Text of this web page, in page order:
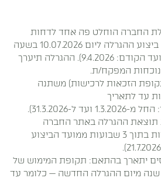
החברה הוחלט פה אחד לדחות
ולהעביר את מועד ביצוע ההגרלה ליום 10.07.2026 בשעה
18:00 (במקום המועד הקודם: 9.4.2026). ההגרלה תיערך
המפקח/ת.
הזכאות לרכישות) משתנה
עד לתאריך
תוצאת ההגרלה באתר החברה
וברשתות החברתיות בתוך 3 שבועות ממועד הביצוע
יתארך בהתאם: תקופת המימוש של
מיום ההגרלה החדשה — כלומר עד